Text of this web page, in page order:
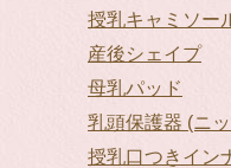
授乳キャミソー
産後シェイプ
母乳パッド
乳頭保護器 (ニ
授乳口つきイン